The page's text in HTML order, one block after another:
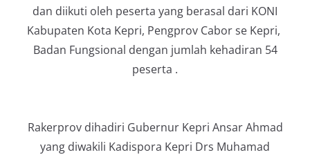
dan diikuti oleh peserta yang berasal dari KONI
Kabupaten Kota Kepri, Pengprov Cabor se Kepri,
Badan Fungsional dengan jumlah kehadiran 54
peserta .
Rakerprov dihadiri Gubernur Kepri Ansar Ahmad
yang diwakili Kadispora Kepri Drs Muhamad